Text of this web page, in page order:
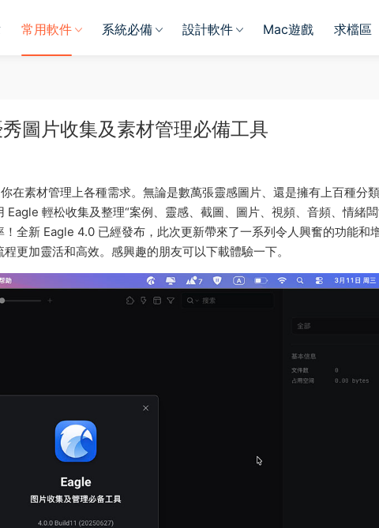
常用軟件 系統必備 設計軟件 Mac遊戲 求檔區
圖片收集及素材管理必備工具
在素材管理上各種需求。無論是數萬張靈感圖片、還是擁有上百種分
輕松收集及整理“案例、靈感、截圖、圖片、視頻、音頻、情緒
全新 Eagle 4.0 已經發布，此次更新帶來了一系列令人興奮的功能和
更加靈活和高效。感興趣的朋友可以下載體驗一下。